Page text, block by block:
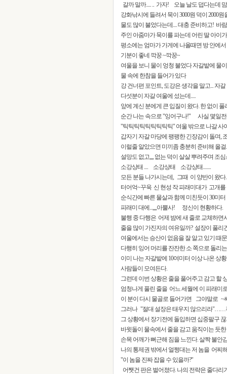
갈까 말까..... .. 가자! 오늘 날도 덥다는데
강화낚시에 들려서 묵이 3000원 덕이 2000원
물도 많이 불었다는데.... 대충 준비하고! 바
주인 아줌마가 묵이를 파는데 어린 딸 아이
평소에는 엄마가 가게에 나올때면 방 안에
기분이 좋네 깍꿍 ~깍꿍~
여울을 보니 물이 엉청 불었다 자갈밭에 물
물 속에 한참을 들어가 있다
강 건너편 포인트, 도강은 생각을 말고... 자
다섯분이 자갈 여울에 섰는데.....
앞에 계신 분에게 큰 입질이 왔다. 한 없이 풀
순간 나는 속으로 "잉어구나!" 사실 몇일전
"틱틱틱틱틱틱틱틱틱" 여울 밖으로 나갈 사
갑자기 자갈 마당에 팽팽한 긴장감이 돌며
이럴줄 알았으면 미끼좀 충분히 준비해 올걸
설망도 없고,,,, 없는 덕이 살살 뿌려주며 조
소강상태 .... 소강상태 소강상태........
모든 분들 나가시는데, 그때 이 양반이 왔다.
터어억~꾸욱 신 현성 작 피래미대가 고개를
순식간에 빠른 물살과 함께 미친듯이 30미
피래미 대에...,,,,아뿔사! 정신이 현황하다.
불행 중 다행은 어제 밤에 새 줄로 교체하
줄을 많이 가진자의 여유일까? 설장이 풀리
여울에서는 승산이 없음을 잘 알고 있기 때
다행히 잉어 머리를 잔잔한 소 쪽으로 돌리
이미 나는 자갈밭에 10여미터 이상 나온 상
사람들이 모여든다.
그런데 이번 상황은 줄을 풀어주고 감고 할
엄청나게 풀린 줄을 어느 세월에 이 피래미
이 분이 다시 물골로 들어가면 그야말로 ~
그러나 "절대 설장은 태우지 않으리라"……
그 상황에서 장기전에 돌입하면 십중팔구
바윗돌이 물속에서 줄을 감고 움직이는 듯
손목 어깨가 뻐근해 짐을 느낀다. 살짝 불안
나의 통제권 밖에서 얼쩡대는 저 놈을 어찌
"이 놈을 진짜 잡을 수 있을까?"
어쨋건 판은 벌어졌다. 나의 전략은 줄다리